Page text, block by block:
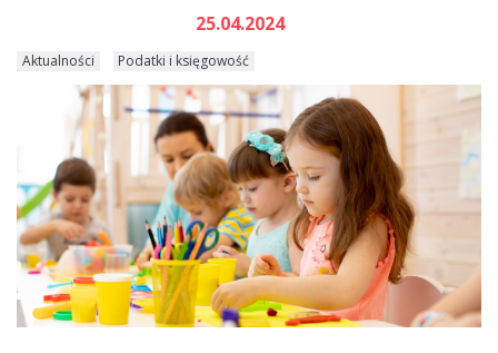
25.04.2024
Aktualności Podatki i księgowość